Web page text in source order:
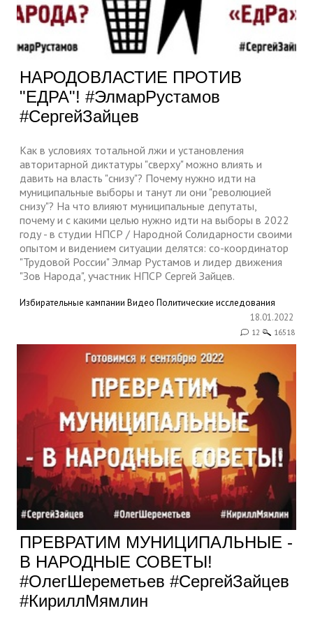
НАРОДОВЛАСТИЕ ПРОТИВ
"ЕДРА"! #ЭлмарРустамов
#СергейЗайцев
Как в условиях тотальной лжи и установления
авторитарной диктатуры "сверху" можно влиять и
давить на власть "снизу"? Почему нужно идти на
муниципальные выборы и танут ли они "революцией
снизу"? На что влияют муниципальные депутаты,
почему и с какими целью нужно идти на выборы в 2022
году - в студии НПСР / Народной Солидарности своими
опытом и видением ситуации делятся: со-координатор
"Трудовой России" Элмар Рустамов и лидер движения
"Зов Народа", участник НПСР Сергей Зайцев.
Избирательные кампании Видео Политические исследования
18.01.2022
12 16518
ПРЕВРАТИМ МУНИЦИПАЛЬНЫЕ -
В НАРОДНЫЕ СОВЕТЫ!
#ОлегШереметьев #СергейЗайцев
#КириллМямлин